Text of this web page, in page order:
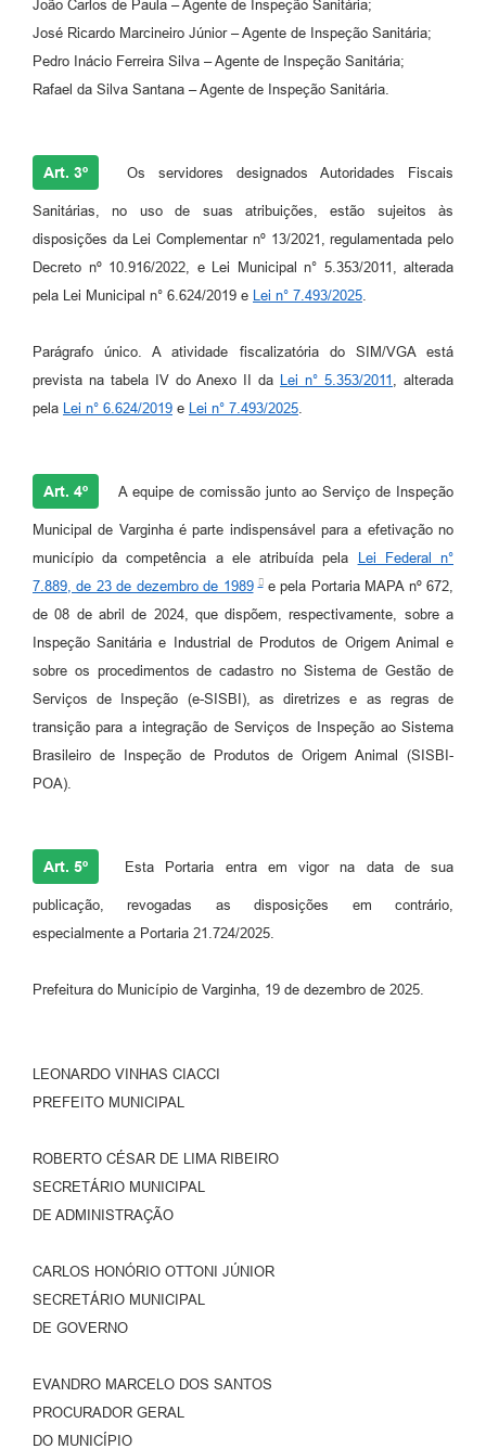
João Carlos de Paula – Agente de Inspeção Sanitária;
José Ricardo Marcineiro Júnior – Agente de Inspeção Sanitária;
Pedro Inácio Ferreira Silva – Agente de Inspeção Sanitária;
Rafael da Silva Santana – Agente de Inspeção Sanitária.
Art. 3º Os servidores designados Autoridades Fiscais
Sanitárias, no uso de suas atribuições, estão sujeitos às
disposições da Lei Complementar nº 13/2021, regulamentada pelo
Decreto nº 10.916/2022, e Lei Municipal n° 5.353/2011, alterada
pela Lei Municipal n° 6.624/2019 e
Lei n° 7.493/2025
Parágrafo único. A atividade fiscalizatória do SIM/VGA está
prevista na tabela IV do Anexo II da
Lei n° 5.353/2011
, alterada
pela
Lei n° 6.624/2019 e Lei n° 7.493/2025
Art. 4º A equipe de comissão junto ao Serviço de Inspeção
Municipal de Varginha é parte indispensável para a efetivação no
município da competência a ele atribuída pela
Lei Federal n°
7.889, de 23 de dezembro de 1989 e pela Portaria MAPA nº 672,
de 08 de abril de 2024, que dispõem, respectivamente, sobre a
Inspeção Sanitária e Industrial de Produtos de Origem Animal e
sobre os procedimentos de cadastro no Sistema de Gestão de
Serviços de Inspeção (e-SISBI), as diretrizes e as regras de
transição para a integração de Serviços de Inspeção ao Sistema
Brasileiro de Inspeção de Produtos de Origem Animal (SISBI-
POA).
Art. 5º Esta Portaria entra em vigor na data de sua
publicação, revogadas as disposições em contrário,
especialmente a Portaria 21.724/2025.
Prefeitura do Município de Varginha, 19 de dezembro de 2025.
LEONARDO VINHAS CIACCI
PREFEITO MUNICIPAL
ROBERTO CÉSAR DE LIMA RIBEIRO
SECRETÁRIO MUNICIPAL
DE ADMINISTRAÇÃO
CARLOS HONÓRIO OTTONI JÚNIOR
SECRETÁRIO MUNICIPAL
DE GOVERNO
EVANDRO MARCELO DOS SANTOS
PROCURADOR GERAL
DO MUNICÍPIO